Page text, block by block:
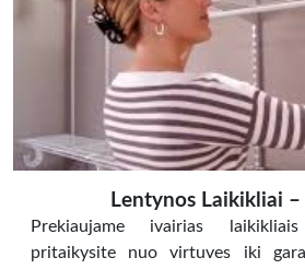
Lentynos Laikikliai
Prekiaujame ivairias
pritaikysite nuo virtuves iki